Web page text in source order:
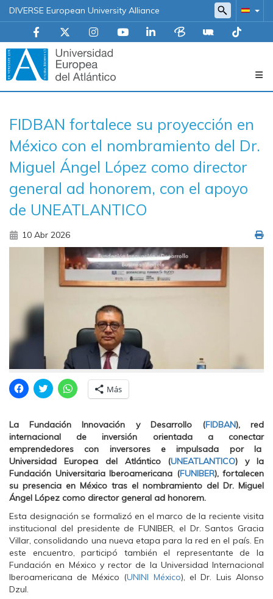
DIVERSE European University Alliance
principal
FIDBAN fortalece su proyección en
México con el nombramiento del Dr.
Miguel Ángel López como director
general ad honorem, con el apoyo
de UNEATLANTICO
10 Abr 2026
H
a
c
p
a
r
a
c
o
m
p
a
r
t
i
r
e
n
F
a
c
e
b
H
a
l
i
c
p
a
r
a
c
o
m
p
r
t
i
r
e
n
T
w
i
H
a
p
a
r
a
c
o
m
p
r
t
r
e
n
W
h
a
Más
La Fundación Innovación y Desarrollo (FIDBAN), red
internacional de inversión orientada a conectar
emprendedores con inversores e impulsada por la
Universidad Europea del Atlántico (UNEATLANTICO) y la
Fundación Universitaria Iberoamericana (FUNIBER), fortalecen
su presencia en México tras el nombramiento del Dr. Miguel
Ángel López como director general ad honorem.
Esta designación se formalizó en el marco de la reciente visita
institucional del presidente de FUNIBER, el Dr. Santos Gracia
Villar, consolidando una nueva etapa para la red en el país. En
este encuentro, participó también el representante de la
Fundación en México y rector de la Universidad Internacional
Iberoamericana de México (UNINI México), el Dr. Luis Alonso
Dzul.